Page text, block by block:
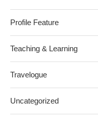
Profile Feature
Teaching & Learning
Travelogue
Uncategorized